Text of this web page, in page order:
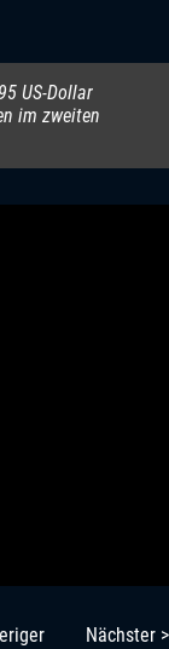
US-Dollar
im zweiten
Nächster >